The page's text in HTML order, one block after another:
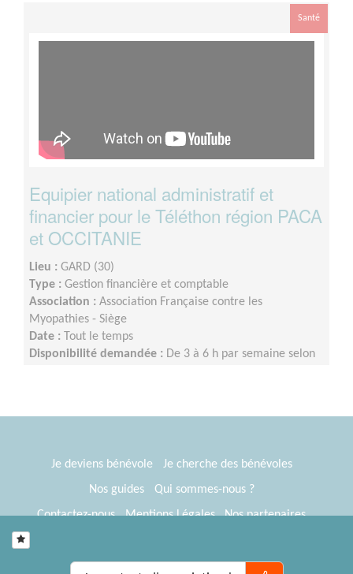
Santé
Equipier national administratif et
financier pour le Téléthon région PACA
et OCCITANIE
Lieu : GARD (30)
Type : Gestion financière et comptable
Association : Association Française contre les
Myopathies - Siège
Date :
Tout le temps
Disponibilité demandée : De 3 à 6 h par semaine selon
Je deviens bénévole
Je cherche des bénévoles
Nos guides
Qui sommes-nous ?
Contactez-nous
Mentions Légales
Nos partenaires
® Tous Bénévoles 2012-2026
Webkast